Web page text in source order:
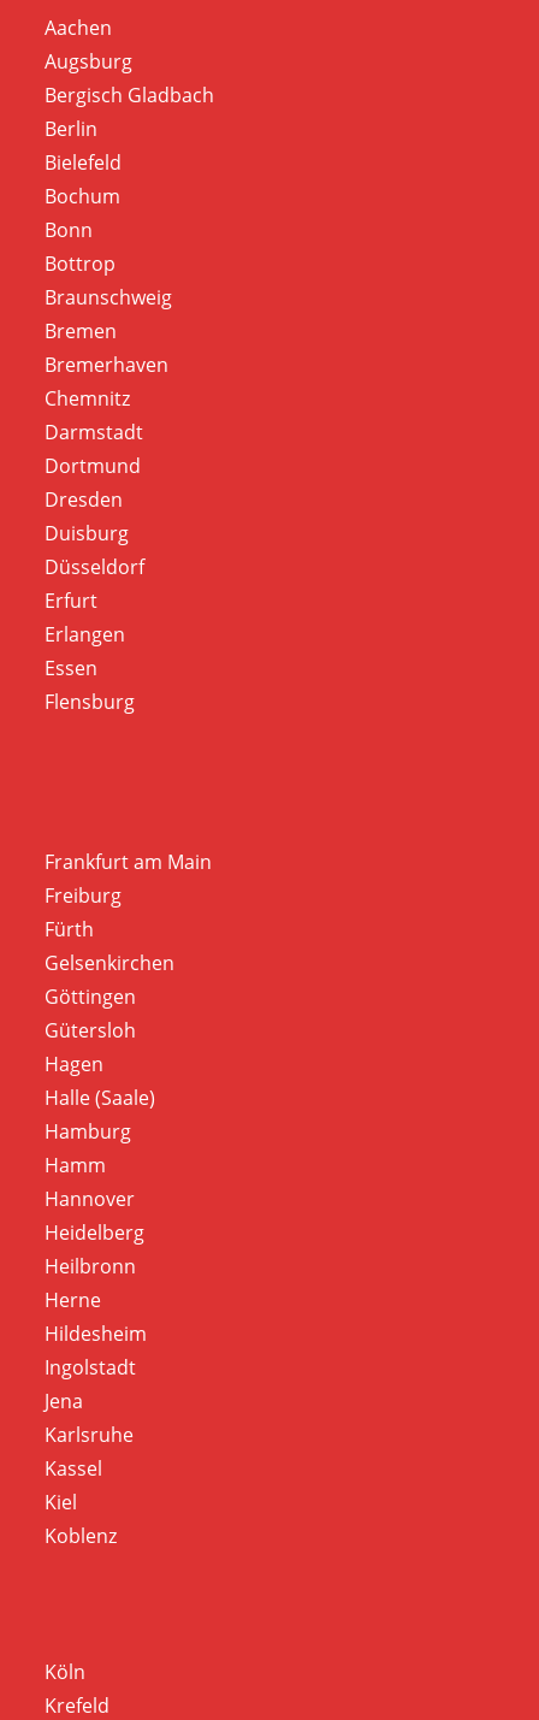
Aachen
Augsburg
Bergisch Gladbach
Berlin
Bielefeld
Bochum
Bonn
Bottrop
Braunschweig
Bremen
Bremerhaven
Chemnitz
Darmstadt
Dortmund
Dresden
Duisburg
Düsseldorf
Erfurt
Erlangen
Essen
Flensburg
Frankfurt am Main
Freiburg
Fürth
Gelsenkirchen
Göttingen
Gütersloh
Hagen
Halle (Saale)
Hamburg
Hamm
Hannover
Heidelberg
Heilbronn
Herne
Hildesheim
Ingolstadt
Jena
Karlsruhe
Kassel
Kiel
Koblenz
Köln
Krefeld